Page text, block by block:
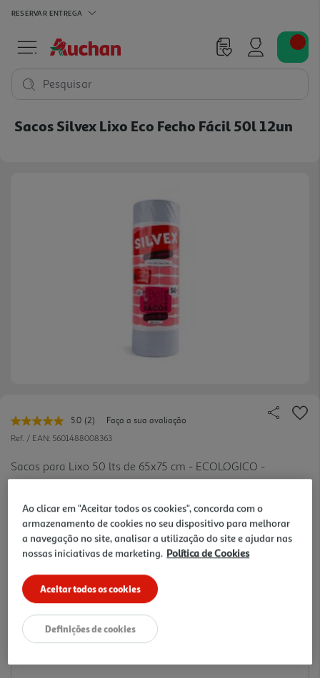
RESERVAR ENTREGA
Pesquisar
Sacos Silvex Lixo Eco Fecho Fácil 50l 12un
5.0 Leu
2
Link
para
a
página.
(2)
Faça a sua avaliação
Ref. / EAN: 5601488008363
Sacos para Lixo 50 lts de 65x75 cm - ECOLOGICO -
100% deste produto, incluindo a embalagem é
domésticos, latas, vidro, restos de comida, papel,
cartão. Com fita plástica para fechar o saco.
0.28 €/un
3,35 €
Notas de preparação
Ao clicar em "Aceitar todos os cookies", concorda com o
armazenamento de cookies no seu dispositivo para melhorar
a navegação no site, analisar a utilização do site e ajudar nas
nossas iniciativas de marketing. Política de Cookies
Aceitar todos os cookies
Definições de cookies